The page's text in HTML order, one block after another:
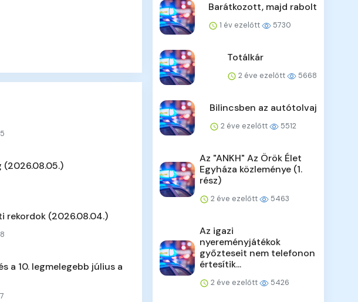
(2026.08.05.)
rekordok (2026.08.04.)
a 10. legmelegebb július a
Barátkozott, majd rabolt
1 év ezelőtt 5730
Totálkár
2 éve ezelőtt 5668
Bilincsben az autótolvaj
2 éve ezelőtt 5512
Az "ANKH" Az Örök Élet
Egyháza közleménye (1.
rész)
2 éve ezelőtt 5463
Az igazi
nyereményjátékok
győzteseit nem telefonon
értesítik...
2 éve ezelőtt 5426